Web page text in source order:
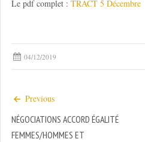
Le pdf complet : TRACT 5 Décembre
04/12/2019
Previous
NÉGOCIATIONS ACCORD ÉGALITÉ
FEMMES/HOMMES ET